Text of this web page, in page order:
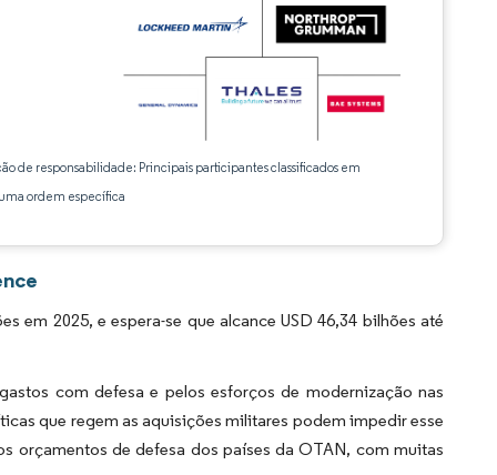
de responsabilidade: Principais participantes classificados em
ordem específica
em 2025, e espera-se que alcance USD 46,34 bilhões até
com defesa e pelos esforços de modernização nas
que regem as aquisições militares podem impedir esse
orçamentos de defesa dos países da OTAN, com muitas